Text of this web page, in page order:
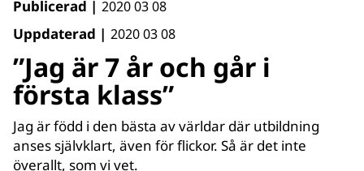
Publicerad | 2020 03 08
Uppdaterad | 2020 03 08
”Jag är 7 år och går i
första klass”
Jag är född i den bästa av världar där utbildning
anses självklart, även för flickor. Så är det inte
överallt, som vi vet.